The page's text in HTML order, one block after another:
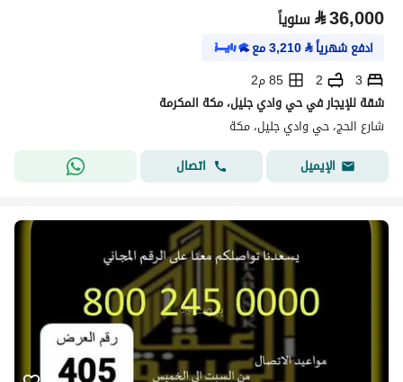
⃁36,000 سنوياً
ادفع شهرياً⃁
3,210مع
3
2
85 م2
شقة للإيجار في حي وادي جليل، مكة المكرمة
شارع الحج، حي وادي جليل، مكة
الإيميل
اتصال